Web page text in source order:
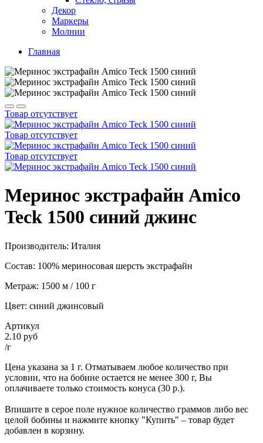
Декор
Маркеры
Молнии
Главная
Товар отсутствует
Товар отсутствует
Товар отсутствует
Меринос экстрафайн Amico
Teck 1500 синий джинс
Производитель: Италия
Состав: 100% мериносовая шерсть экстрафайн
Метраж: 1500 м / 100 г
Цвет: синий джинсовый
Артикул
2.10 руб
/г
Цена указана за 1 г. Отматываем любое количество при
условии, что на бобине остается не менее 300 г, Вы
оплачиваете только стоимость конуса (30 р.).
Впишите в серое поле нужное количество граммов либо вес
целой бобины и нажмите кнопку "Купить" – товар будет
добавлен в корзину.